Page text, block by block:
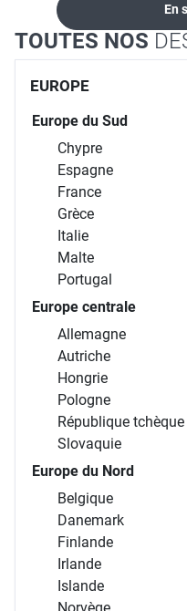
En
TOUTES NOS
EUROPE
Europe du Sud
Chypre
Espagne
France
Grèce
Italie
Malte
Portugal
Europe centrale
Allemagne
Autriche
Hongrie
Pologne
République tchèque
Slovaquie
Europe du Nord
Belgique
Danemark
Finlande
Irlande
Islande
Norvège